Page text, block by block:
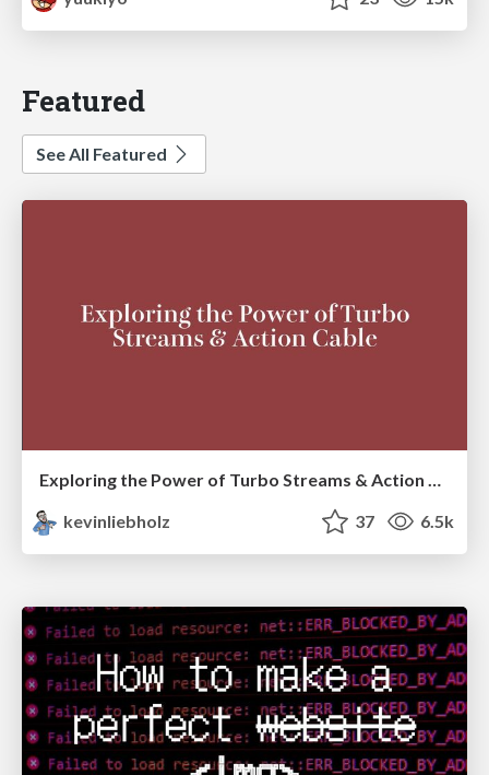
Featured
See All Featured
Exploring the Power of Turbo Streams & Action Cable | RailsConf2023
kevinliebholz
37 6.5k